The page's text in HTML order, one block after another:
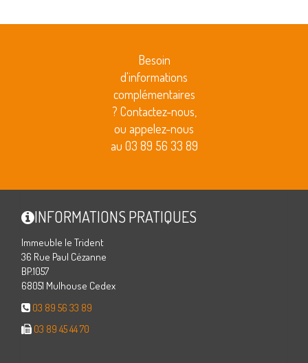
Besoin
d'informations
complémentaires
? Contactez-nous,
ou appelez-nous
au 03 89 56 33 89
INFORMATIONS PRATIQUES
Immeuble le Trident
36 Rue Paul Cézanne
BP.1057
68051 Mulhouse Cedex
03 89 56 33 89
03 89 45 44 70